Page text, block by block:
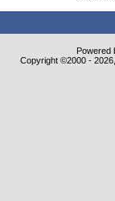
Powered
Copyright ©2000 -